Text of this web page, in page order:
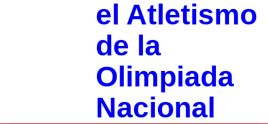
el Atletismo
de la
Olimpiada
Nacional